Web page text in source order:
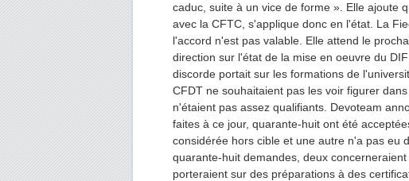
caduc, suite à un vice de forme ». Elle ajoute
avec la CFTC, s'applique donc en l'état. La
l'accord n'est pas valable. Elle attend le
direction sur l'état de la mise en oeuvre du
discorde portait sur les formations de
CFDT ne souhaitaient pas les voir figurer
n'étaient pas assez qualifiants. Devoteam
faites à ce jour, quarante-huit ont été
considérée hors cible et une autre n'a pas eu
quarante-huit demandes, deux
porteraient sur des préparations à des